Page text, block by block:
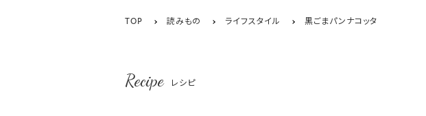
TOP 読みもの ライフスタイル 黒ごまパンナコッタ
Recipe レシピ